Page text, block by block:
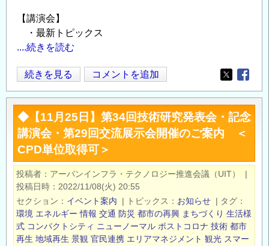
料：
CPD
単
位
取
得
可
＞
の
ご
案
内
の
【講演会】
・最新トピックス
....続きを読む
◆【12
月
1
日】
第
35
回
技
研
究
発
続きを見る コメントを追加
Opens in
◆【11月25日】第34回技術研究発表会・記念
講演会・第29回交流展示会開催のご案内 ＜
CPD単位取得可＞
投稿者 アーバンインフラ・テクノロジー推進会議（UIT）
|
投稿日時
2022/11/08(火) 20:55
セクション
イベント案内 | トピックス お知らせ | タグ
環境 エネルギー 情報 交通 防災 都市の再興 まちづくり 生活様
式 コンパクトシティ ニューノーマル ポストコロナ 技術 都市
再生 地域再生 景観 官民連携 エリアマネジメント 観光 スマー